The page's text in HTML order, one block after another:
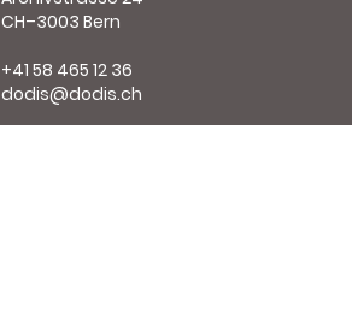
CH–3003 Bern
+41 58 465 12 36
dodis@dodis.ch